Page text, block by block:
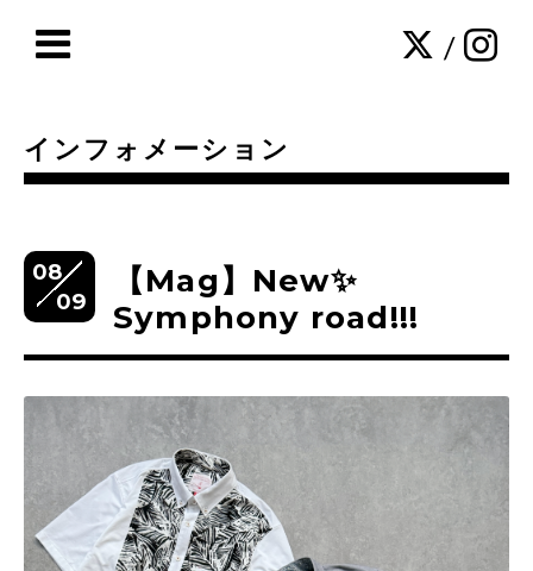
/
インフォメーション
08
09
【Mag】New✨
Symphony road!!!